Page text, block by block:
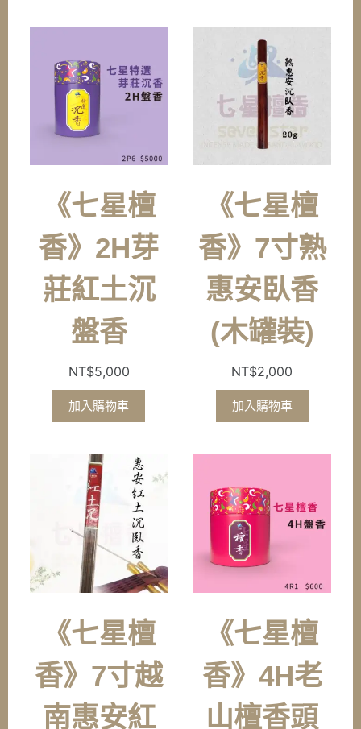
《七星檀
香》2H芽
莊紅土沉
盤香
NT$5,000
加入購物車
《七星檀
香》7寸熟
惠安臥香
(木罐裝)
NT$2,000
加入購物車
《七星檀
香》7寸越
南惠安紅
《七星檀
香》4H老
山檀香頭